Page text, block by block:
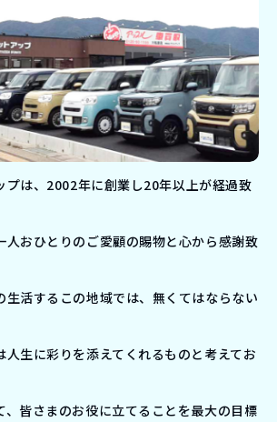
プは、2002年に創業し20年以上が経過致
人おひとりのご愛顧の賜物と心から感謝致
生活するこの地域では、無くてはならない
人生に彩りを添えてくれるものと考えてお
、皆さまのお役に立てることを最大の目標